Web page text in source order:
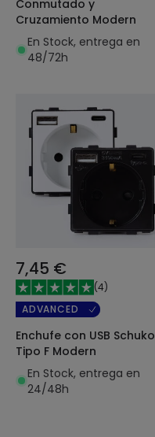
Conmutado y
Cruzamiento Modern
En Stock, entrega en
48/72h
7,45 €
(4)
ADVANCED
Enchufe con USB Schuko
Tipo F Modern
En Stock, entrega en
24/48h